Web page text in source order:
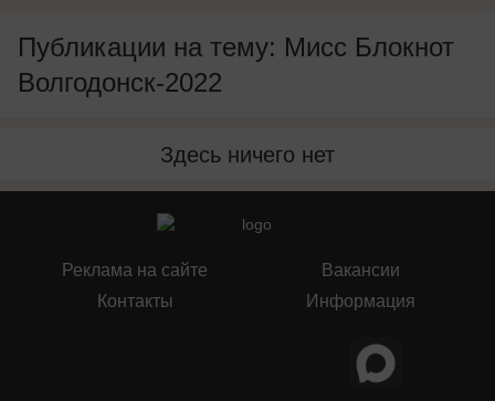
Публикации на тему: Мисс Блокнот
Волгодонск-2022
Здесь ничего нет
Реклама на сайте
Контакты
Вакансии
Информация